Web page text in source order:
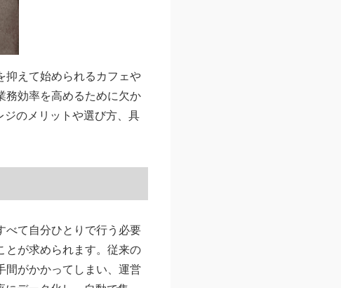
抑えて始められるカフェや
務効率を高めるために欠か
ジのメリットや選び方、具
べて自分ひとりで行う必要
とが求められます。従来の
間がかかってしまい、運営